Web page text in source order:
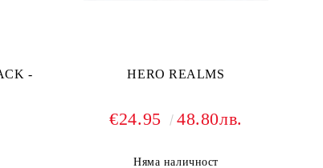
-
HERO REALMS
€24.95 48.80лв.
Няма наличност